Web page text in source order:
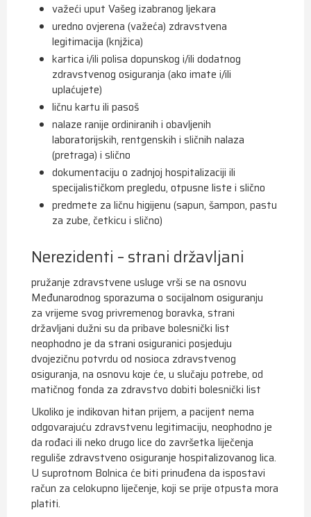
važeći uput Vašeg izabranog ljekara
uredno ovjerena (važeća) zdravstvena
legitimacija (knjžica)
kartica i/ili polisa dopunskog i/ili dodatnog
zdravstvenog osiguranja (ako imate i/ili
uplaćujete)
ličnu kartu ili pasoš
nalaze ranije ordiniranih i obavljenih
laboratorijskih, rentgenskih i sličnih nalaza
(pretraga) i slično
dokumentaciju o zadnjoj hospitalizaciji ili
specijalističkom pregledu, otpusne liste i slično
predmete za ličnu higijenu (sapun, šampon, pastu
za zube, četkicu i slično)
Nerezidenti – strani državljani
pružanje zdravstvene usluge vrši se na osnovu
Međunarodnog sporazuma o socijalnom osiguranju
za vrijeme svog privremenog boravka, strani
državljani dužni su da pribave bolesnički list
neophodno je da strani osiguranici posjeduju
dvojezičnu potvrdu od nosioca zdravstvenog
osiguranja, na osnovu koje će, u slučaju potrebe, od
matičnog fonda za zdravstvo dobiti bolesnički list
Ukoliko je indikovan hitan prijem, a pacijent nema
odgovarajuću zdravstvenu legitimaciju, neophodno je
da rođaci ili neko drugo lice do završetka liječenja
reguliše zdravstveno osiguranje hospitalizovanog lica.
U suprotnom Bolnica će biti prinuđena da ispostavi
račun za celokupno liječenje, koji se prije otpusta mora
platiti.